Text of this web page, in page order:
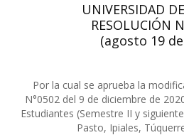
UNIVERSIDAD
RESOLUCIÓN
(agosto 19
Por la cual se aprueba la
N°0502 del 9 de diciembre de
Estudiantes (Semestre II y
Pasto, Ipiales,